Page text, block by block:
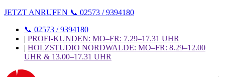
JETZT ANRUFEN 📞 02573 / 9394180
📞 02573 / 9394180
| PROFI-KUNDEN: MO–FR: 7.29–17.31 UHR
| HOLZSTUDIO NORDWALDE: MO–FR: 8.29–12.00
UHR & 13.00–17.31 UHR